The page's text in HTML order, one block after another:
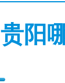
贵阳